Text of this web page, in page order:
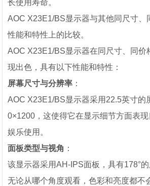
长使用寿命。
AOC X23E1/BS显示器与其他同尺寸、
性能和特性上的比较。
AOC X23E1/BS显示器在同尺寸、同价
现出色，具有以下性能和特性：
屏幕尺寸与分辨率 ：
AOC X23E1/BS显示器采用22.5英寸的
0×1200，这使得它在显示细节方面表
娱乐使用。
面板类型与视角 ：
该显示器采用AH-IPS面板，具有178°
无论从哪个角度观看，色彩和亮度都不